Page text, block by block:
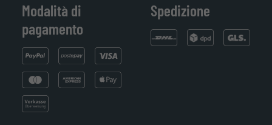
Modalità di
pagamento
Spedizione